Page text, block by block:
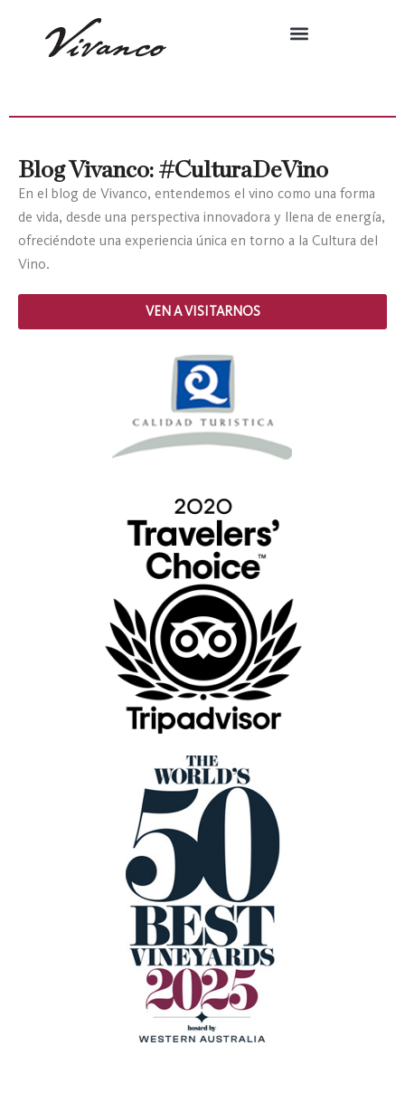
Blog Vivanco: #CulturaDeVino
En el blog de Vivanco, entendemos el vino como una forma
de vida, desde una perspectiva innovadora y llena de energía,
ofreciéndote una experiencia única en torno a la Cultura del
Vino.
VEN A VISITARNOS